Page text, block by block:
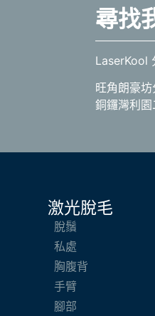
尋找
LaserKool
旺角朗豪
銅鑼灣利
激光脫毛
脫鬚
私處
胸腹背
手臂
腳部